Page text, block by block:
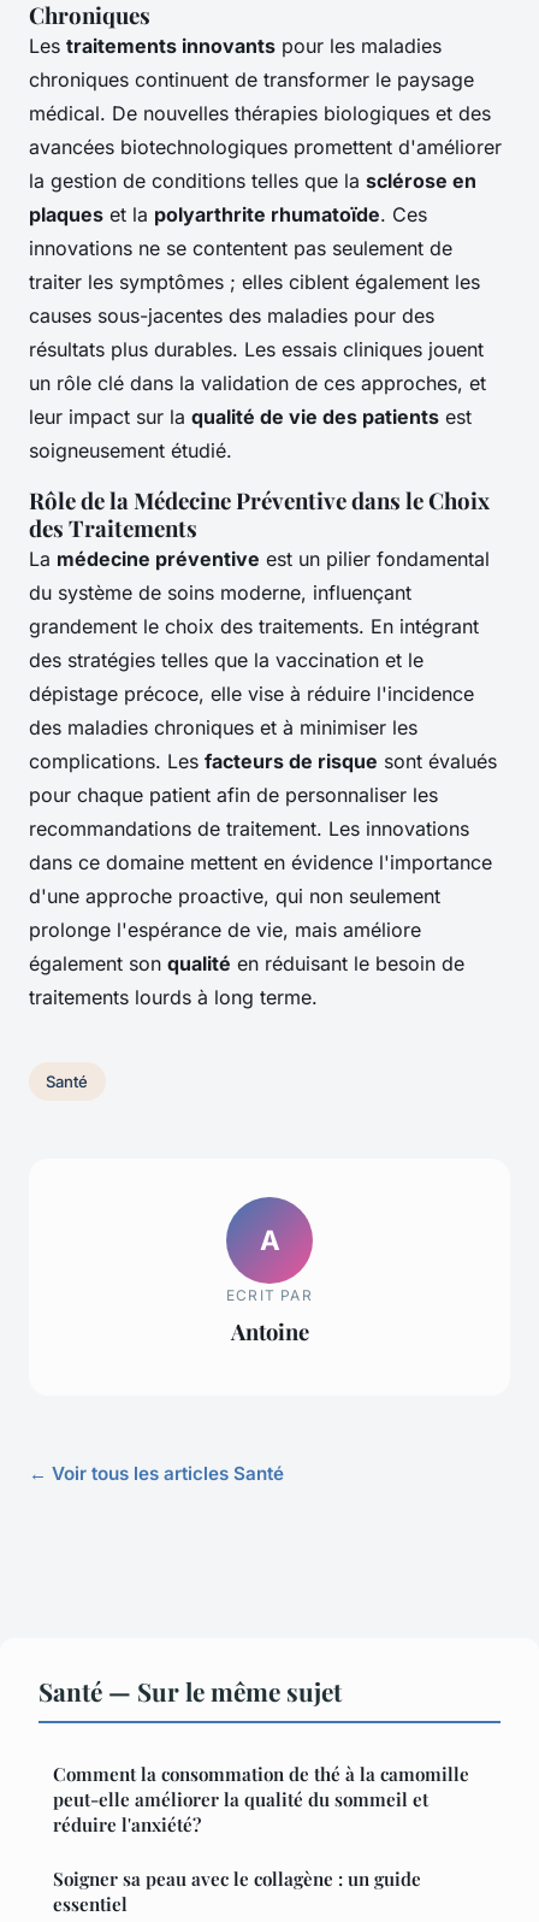
Chroniques
Les traitements innovants pour les maladies
chroniques continuent de transformer le paysage
médical. De nouvelles thérapies biologiques et des
avancées biotechnologiques promettent d'améliorer
la gestion de conditions telles que la sclérose en
plaques et la polyarthrite rhumatoïde. Ces
innovations ne se contentent pas seulement de
traiter les symptômes ; elles ciblent également les
causes sous-jacentes des maladies pour des
résultats plus durables. Les essais cliniques jouent
un rôle clé dans la validation de ces approches, et
leur impact sur la qualité de vie des patients est
soigneusement étudié.
Rôle de la Médecine Préventive dans le Choix
des Traitements
La médecine préventive est un pilier fondamental
du système de soins moderne, influençant
grandement le choix des traitements. En intégrant
des stratégies telles que la vaccination et le
dépistage précoce, elle vise à réduire l'incidence
des maladies chroniques et à minimiser les
complications. Les facteurs de risque sont évalués
pour chaque patient afin de personnaliser les
recommandations de traitement. Les innovations
dans ce domaine mettent en évidence l'importance
d'une approche proactive, qui non seulement
prolonge l'espérance de vie, mais améliore
également son qualité en réduisant le besoin de
traitements lourds à long terme.
Santé
A
ECRIT PAR
Antoine
← Voir tous les articles Santé
Santé — Sur le même sujet
Comment la consommation de thé à la camomille
peut-elle améliorer la qualité du sommeil et
réduire l'anxiété?
Soigner sa peau avec le collagène : un guide
essentiel